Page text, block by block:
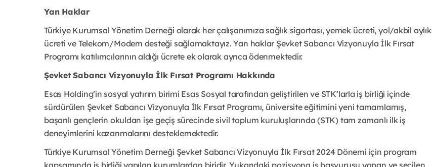
Yan Haklar
Türkiye Kurumsal Yönetim Derneği olarak her çalışanımıza sağlık sigortası, yemek ücreti, yol/akbil aylık
ücreti ve Telekom/Modem desteği sağlamaktayız. Yan haklar Şevket Sabancı Vizyonuyla İlk Fırsat
Programı katılımcılarının aldığı ücrete ek olarak ayrıca ödenmektedir.
Şevket Sabancı Vizyonuyla İlk Fırsat Programı Hakkında
Esas Holding’in sosyal yatırım birimi Esas Sosyal tarafından geliştirilen ve STK’larla iş birliği içinde
sürdürülen Şevket Sabancı Vizyonuyla İlk Fırsat Programı, üniversite eğitimini yeni tamamlamış,
başarılı gençlerin okuldan işe geçiş sürecinde sivil toplum kuruluşlarında (STK) tam zamanlı ilk iş
deneyimlerini kazanmalarını desteklemektedir.
Türkiye Kurumsal Yönetim Derneği Şevket Sabancı Vizyonuyla İlk Fırsat 2024 Dönemi için program
kapsamında iş birliği yapılan kurumlardan biridir. Yukarıdaki pozisyona iş başvurusu yapan ve seçilen